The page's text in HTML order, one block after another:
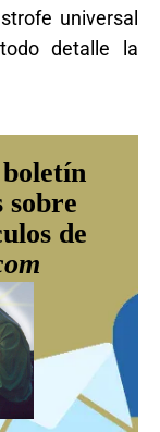
universal
detalle la
de